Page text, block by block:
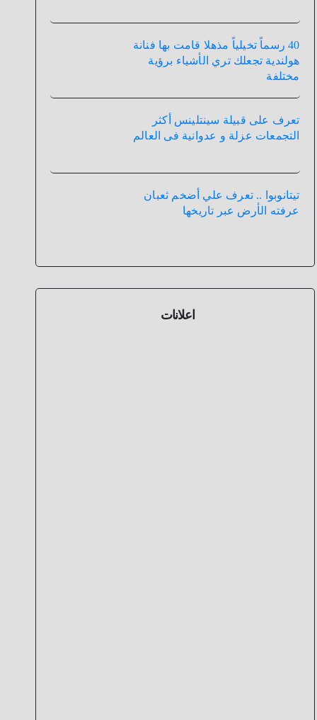
40 رسماً تخيلياً مذهلا قامت بها فنانة
هولندية تجعلك تري الأشياء برؤية
مختلفة
تعرف على قبيلة سينتلينس أكثر
التجمعات عزلة و عدوانية فى العالم
تيتانوبوا .. تعرف علي أضخم ثعبان
عرفته الأرض عبر تاريخها
اعلانات